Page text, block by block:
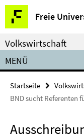
Springe
direkt
zu
Inhalt
Freie
Service-
Navigation
Volkswirtschaft
MENÜ
Startseite
BND sucht Referenten